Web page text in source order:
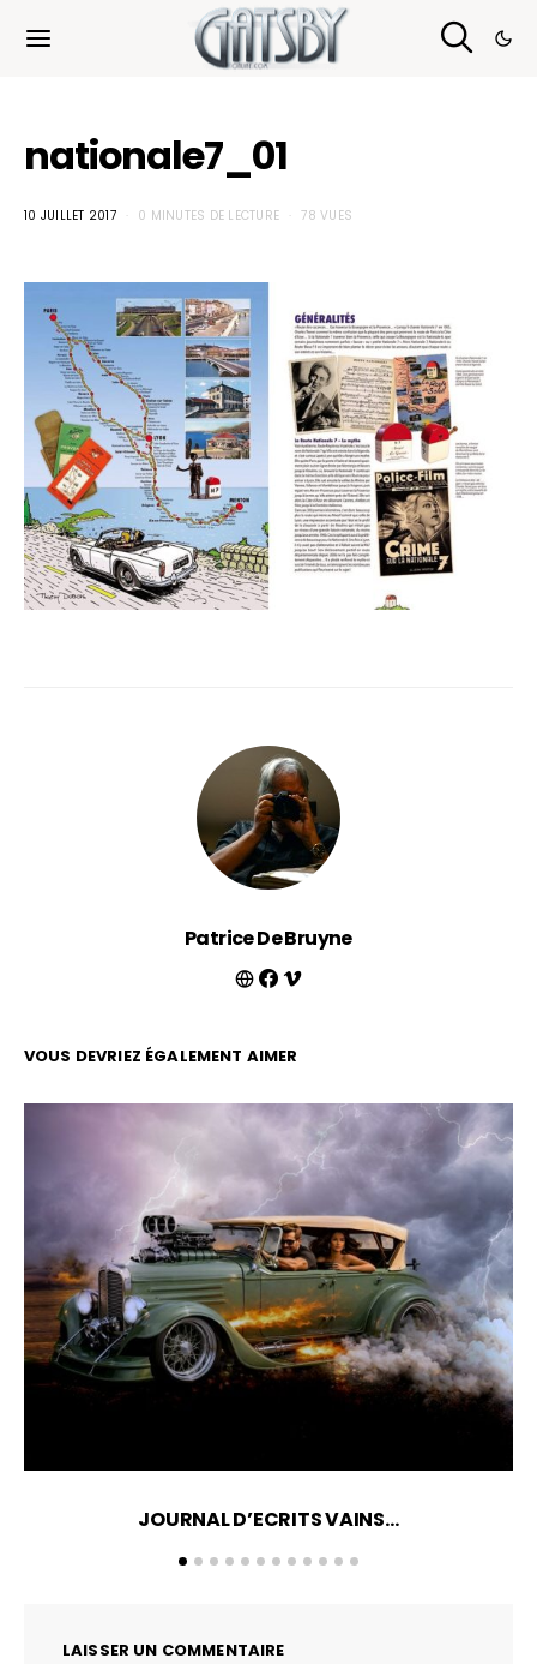
nationale7_01
10 JUILLET 2017 0 MINUTES DE LECTURE 78 VUES
Patrice De Bruyne
VOUS DEVRIEZ ÉGALEMENT AIMER
JOURNAL D’ECRITS VAINS…
LAISSER UN COMMENTAIRE
Cookies management panel